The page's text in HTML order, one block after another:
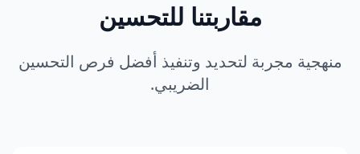
مقاربتنا للتحسين
منهجية مجربة لتحديد وتنفيذ أفضل فرص التحسين
الضريبي.